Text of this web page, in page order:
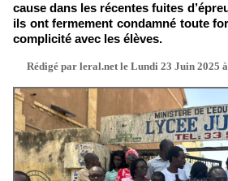
cause dans les récentes fuites
ils ont fermement condamné toute
complicité avec les élèves.
Rédigé par leral.net le Lundi 23 Juin 2025